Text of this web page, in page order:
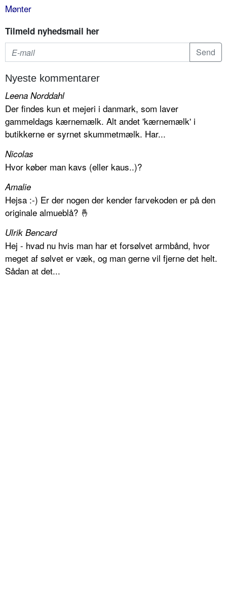
Mønter
Tilmeld nyhedsmail her
Nyeste kommentarer
Leena Norddahl
Der findes kun et mejeri i danmark, som laver
gammeldags kærnemælk. Alt andet 'kærnemælk' i
butikkerne er syrnet skummetmælk. Har...
Nicolas
Hvor køber man kavs (eller kaus..)?
Amalie
Hejsa :-) Er der nogen der kender farvekoden er på den
originale almueblå? 🤞
Ulrik Bencard
Hej - hvad nu hvis man har et forsølvet armbånd, hvor
meget af sølvet er væk, og man gerne vil fjerne det helt.
Sådan at det...